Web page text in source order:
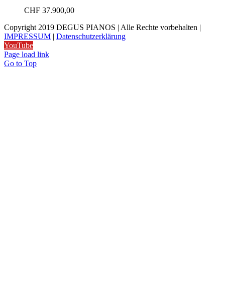
CHF 37.900,00
Copyright 2019 DEGUS PIANOS | Alle Rechte vorbehalten |
IMPRESSUM | Datenschutzerklärung
YouTube
Page load link
Go to Top